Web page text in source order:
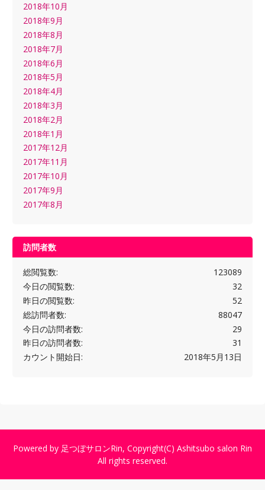
2018年10月
2018年9月
2018年8月
2018年7月
2018年6月
2018年5月
2018年4月
2018年3月
2018年2月
2018年1月
2017年12月
2017年11月
2017年10月
2017年9月
2017年8月
訪問者数
123089
総閲覧数:
32
今日の閲覧数:
52
昨日の閲覧数:
88047
総訪問者数:
29
今日の訪問者数:
31
昨日の訪問者数:
2018年5月13日
カウント開始日:
Powered by 足つぼサロンRin, Copyright(C) Ashitsubo salon Rin
All rights reserved.